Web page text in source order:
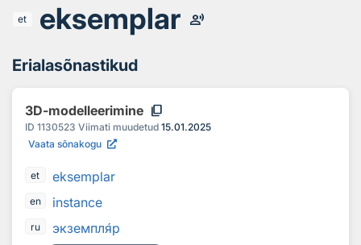
et eksemplar record_voice_over
Erialasõnastikud
3D-modelleerimine content_copy
ID 1130523 Viimati muudetud 15.01.2025
Vaata sõnakogu
et eksemplar
en instance
ru экземпляр